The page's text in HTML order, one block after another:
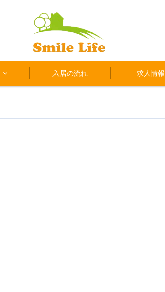
入居の流れ 求人情報